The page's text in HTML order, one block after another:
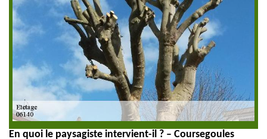
En quoi le paysagiste intervient-il ? – Coursegoules